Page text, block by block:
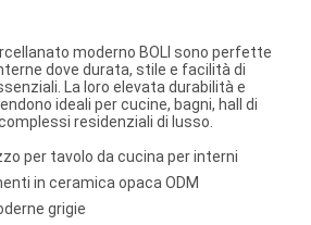
moderno BOLI sono perfette
dove durata, stile e facilità di
La loro elevata durabilità e
ideali per cucine, bagni, hall di
residenziali di lusso.
per tavolo da cucina per interni
in ceramica opaca ODM
grigie